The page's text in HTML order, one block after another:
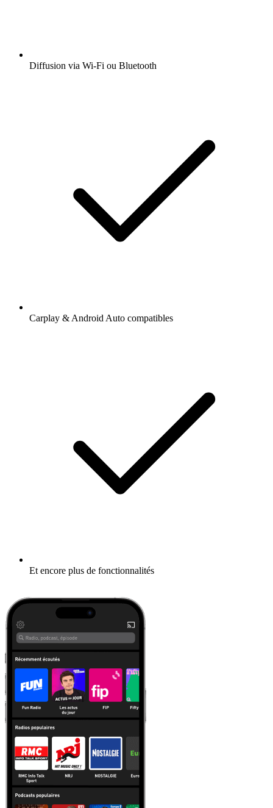
Diffusion via Wi-Fi ou Bluetooth
Carplay & Android Auto compatibles
Et encore plus de fonctionnalités